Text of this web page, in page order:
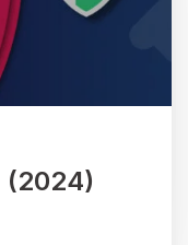
(2024)